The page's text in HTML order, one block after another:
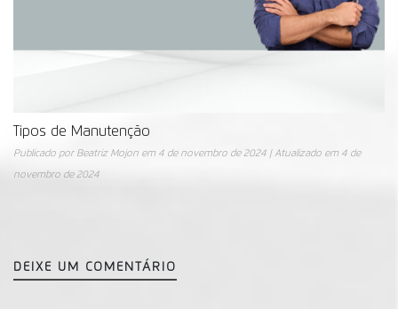
Tipos de Manutenção
Publicado por Beatriz Mojon em 4 de novembro de 2024 | Atualizado em 4 de
novembro de 2024
DEIXE UM COMENTÁRIO